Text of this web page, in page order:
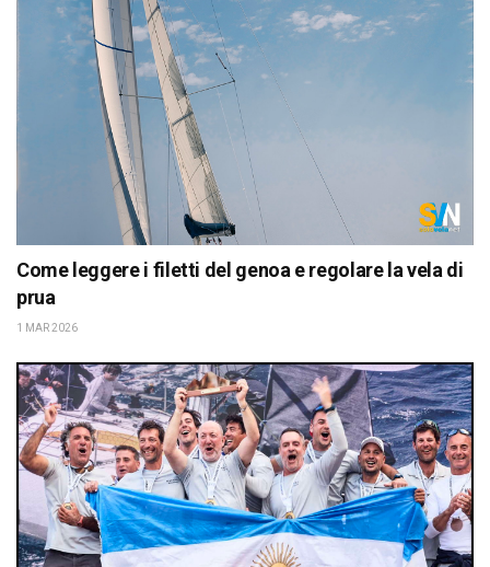
Come leggere i filetti del genoa e regolare la vela di
prua
1 MAR 2026